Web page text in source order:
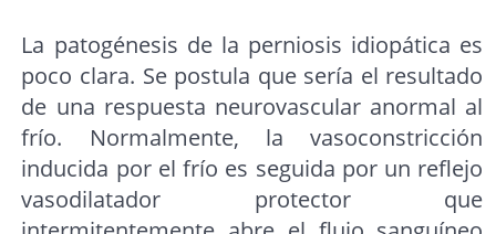
La patogénesis de la perniosis idiopática es
poco clara. Se postula que sería el resultado
de una respuesta neurovascular anormal al
frío. Normalmente, la vasoconstricción
inducida por el frío es seguida por un reflejo
vasodilatador protector que